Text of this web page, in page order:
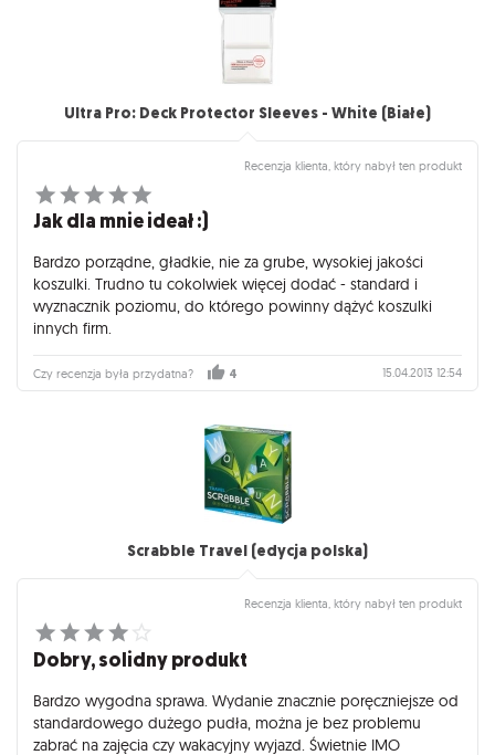
Ultra Pro: Deck Protector Sleeves - White (Białe)
Recenzja klienta, który nabył ten produkt
Jak dla mnie ideał :)
Bardzo porządne, gładkie, nie za grube, wysokiej jakości
koszulki. Trudno tu cokolwiek więcej dodać - standard i
wyznacznik poziomu, do którego powinny dążyć koszulki
innych firm.
Czy recenzja była przydatna? 4 15.04.2013 12:54
Scrabble Travel (edycja polska)
Recenzja klienta, który nabył ten produkt
Dobry, solidny produkt
Bardzo wygodna sprawa. Wydanie znacznie poręczniejsze od
standardowego dużego pudła, można je bez problemu
zabrać na zajęcia czy wakacyjny wyjazd. Świetnie IMO